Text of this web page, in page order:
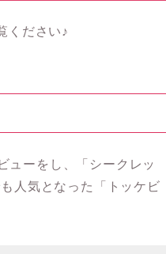
ください♪
ューをし、「シークレッ
人気となった「トッケビ